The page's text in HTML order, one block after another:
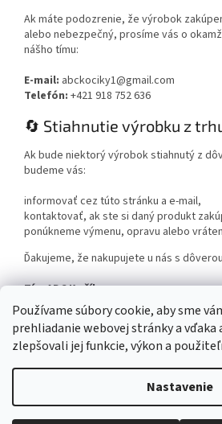
Používame súbory cookie, aby sme
prehliadanie webovej stránky a vďaka
zlepšovali jej funkcie, výkon a
Nastavenie
Ak máte podozrenie, že výrobok
alebo nebezpečný, prosíme vás o
nášho tímu:
E-mail: abckociky1@gmail.com
Telefón: +421 918 752 636
🔄 Stiahnutie výrobku z
Ak bude niektorý výrobok stiahnutý z
budeme vás:
informovať cez túto stránku a e-mail,
kontaktovať, ak ste si daný produkt
ponúkneme výmenu, opravu alebo
Ďakujeme, že nakupujete u nás s
Tím ABC Kočíky
www.abckociky.sk
Vytvoril